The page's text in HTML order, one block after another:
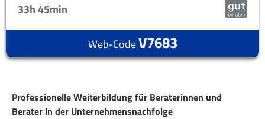
33h45min
Web-CodeV7683
Professionelle Weiterbildung für Beraterinnen und
Berater in der Unternehmensnachfolge